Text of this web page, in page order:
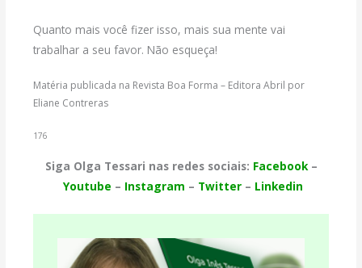
Quanto mais você fizer isso, mais sua mente vai
trabalhar a seu favor. Não esqueça!
Matéria publicada na Revista Boa Forma – Editora Abril por
Eliane Contreras
176
Siga Olga Tessari nas redes sociais: Facebook–
Youtube – Instagram – Twitter– Linkedin